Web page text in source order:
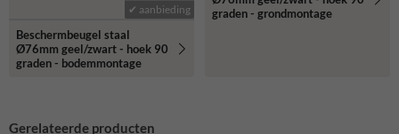
✔ aanbieding
Beschermbeugel staal
Ø76mm geel/zwart - hoek 90
graden - bodemmontage
graden - grondmontage
Gerelateerde producten